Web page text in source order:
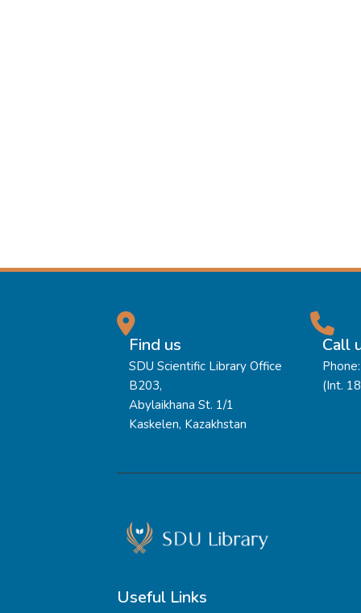
Find us
SDU Scientific Library Office
B203,
Abylaikhana St. 1/1
Kaskelen, Kazakhstan
Call
(Int.
Useful Links